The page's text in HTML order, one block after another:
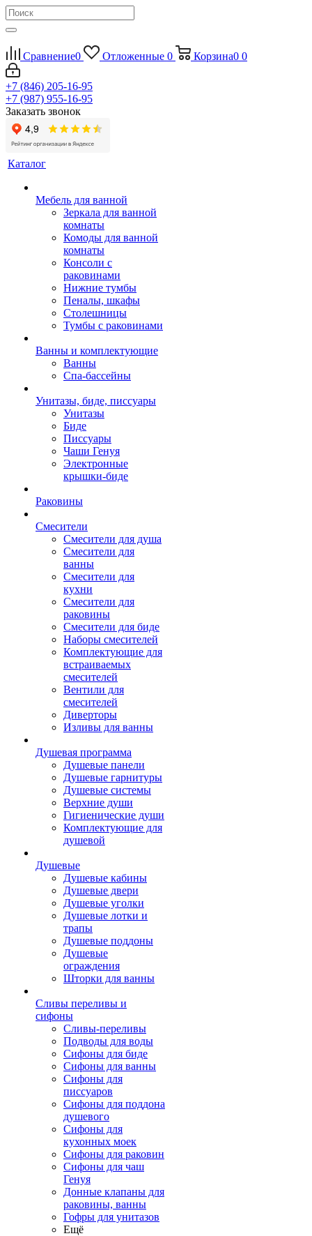
Сравнение0 Отложенные 0 Корзина0 0
+7 (846) 205-16-95
+7 (987) 955-16-95
Заказать звонок
Каталог
Мебель для ванной
Зеркала для ванной
комнаты
Комоды для ванной
комнаты
Консоли с
раковинами
Нижние тумбы
Пеналы, шкафы
Столешницы
Тумбы с раковинами
Ванны и комплектующие
Ванны
Спа-бассейны
Унитазы, биде, писсуары
Унитазы
Биде
Писсуары
Чаши Генуя
Электронные
крышки-биде
Раковины
Смесители
Смесители для душа
Смесители для
ванны
Смесители для
кухни
Смесители для
раковины
Смесители для биде
Наборы смесителей
Комплектующие для
встраиваемых
смесителей
Вентили для
смесителей
Диверторы
Изливы для ванны
Душевая программа
Душевые панели
Душевые гарнитуры
Душевые системы
Верхние души
Гигиенические души
Комплектующие для
душевой
Душевые
Душевые кабины
Душевые двери
Душевые уголки
Душевые лотки и
трапы
Душевые поддоны
Душевые
ограждения
Шторки для ванны
Сливы переливы и
сифоны
Сливы-переливы
Подводы для воды
Сифоны для биде
Сифоны для ванны
Сифоны для
писсуаров
Сифоны для поддона
душевого
Сифоны для
кухонных моек
Сифоны для раковин
Сифоны для чаш
Генуя
Донные клапаны для
раковины, ванны
Гофры для унитазов
Ещё